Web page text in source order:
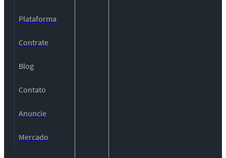
Plataforma
Contrate
Blog
Contato
Anuncie
Mercado